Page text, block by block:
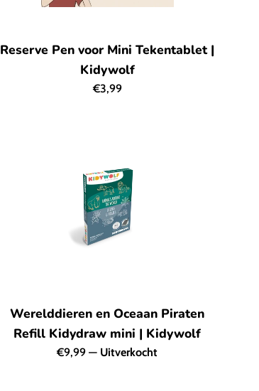
Reserve Pen voor Mini Tekentablet |
Kidywolf
Normale
€3,99
Werelddieren en Oceaan Piraten
Refill Kidydraw mini | Kidywolf
Normale
€9,99— Uitverkocht